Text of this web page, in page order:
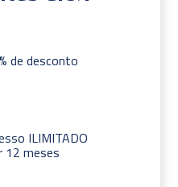
de desconto
ILIMITADO
12 meses